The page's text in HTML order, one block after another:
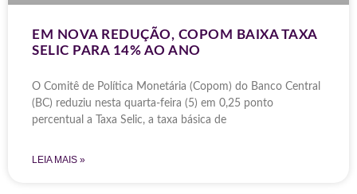
EM NOVA REDUÇÃO, COPOM BAIXA TAXA
SELIC PARA 14% AO ANO
O Comitê de Política Monetária (Copom) do Banco Central
(BC) reduziu nesta quarta-feira (5) em 0,25 ponto
percentual a Taxa Selic, a taxa básica de
LEIA MAIS »